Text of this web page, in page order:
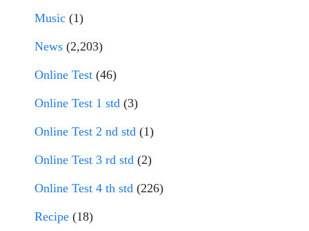
Music (1)
News (2,203)
Online Test (46)
Online Test 1 std (3)
Online Test 2 nd std (1)
Online Test 3 rd std (2)
Online Test 4 th std (226)
Recipe (18)